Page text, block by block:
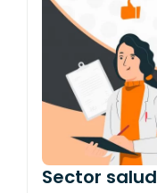
Sector salud